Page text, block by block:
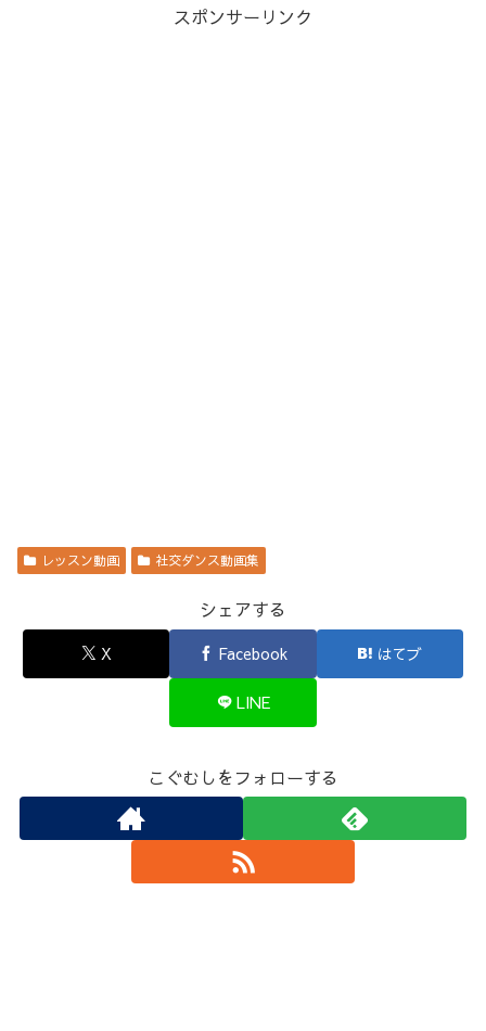
スポンサーリンク
レッスン動画 社交ダンス動画集
シェアする
X Facebook はてブ
LINE
こぐむしをフォローする